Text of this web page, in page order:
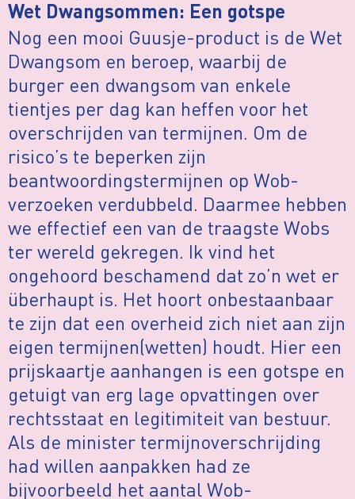
Wet Dwangsommen: Een gotspe
Nog een mooi Guusje-product is de Wet
Dwangsom en beroep, waarbij de
burger een dwangsom van enkele
tientjes per dag kan heffen voor het
overschrijden van termijnen. Om de
risico’s te beperken zijn
beantwoordingstermijnen op Wob-
verzoeken verdubbeld. Daarmee hebben
we effectief een van de traagste Wobs
ter wereld gekregen. Ik vind het
ongehoord beschamend dat zo’n wet er
überhaupt is. Het hoort onbestaanbaar
te zijn dat een overheid zich niet aan zijn
eigen termijnen(wetten) houdt. Hier een
prijskaartje aanhangen is een gotspe en
getuigt van erg lage opvattingen over
rechtsstaat en legitimiteit van bestuur.
Als de minister termijnoverschrijding
had willen aanpakken had ze
bijvoorbeeld het aantal Wob-